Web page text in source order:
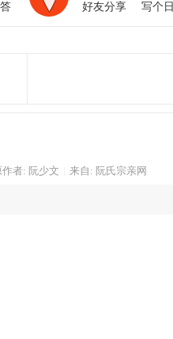
好友分享
写个
作者: 阮少文 来自: 阮氏宗亲网